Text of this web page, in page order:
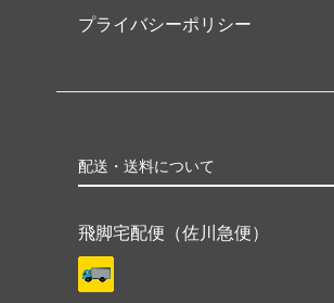
プライバシーポリシー
配送・送料について
飛脚宅配便（佐川急便）